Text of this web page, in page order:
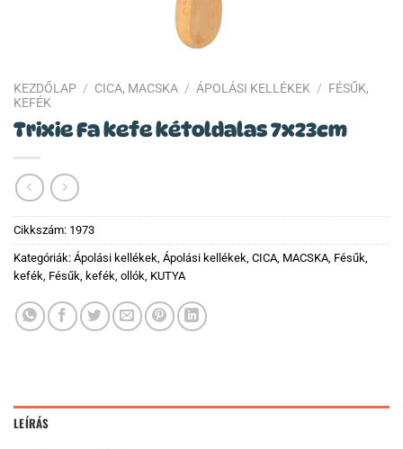
KEZDŐLAP / CICA, MACSKA / ÁPOLÁSI KELLÉKEK / FÉSŰK,
KEFÉK
Trixie Fa kefe kétoldalas 7x23cm
Cikkszám: 1973
Kategóriák: Ápolási kellékek, Ápolási kellékek, CICA, MACSKA, Fésűk,
kefék, Fésűk, kefék, ollók, KUTYA
LEÍRÁS